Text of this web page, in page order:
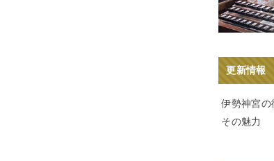
更新情報
伊勢神宮の
その魅力